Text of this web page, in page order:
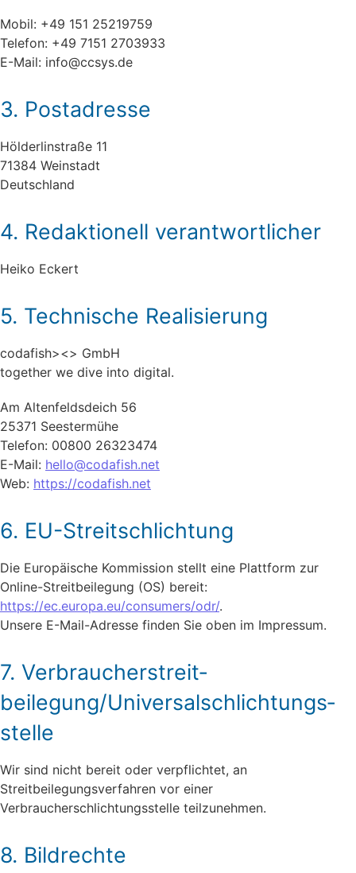
Mobil: +49 151 25219759
Telefon: +49 7151 2703933
E-Mail: info@ccsys.de
3. Postadresse
Hölderlinstraße 11
71384 Weinstadt
Deutschland
4. Redaktionell verantwortlicher
Heiko Eckert
5. Technische Realisierung
codafish><> GmbH
together we dive into digital.
Am Altenfeldsdeich 56
25371 Seestermühe
Telefon: 00800 26323474
E-Mail: hello@codafish.net
Web: https://codafish.net
6. EU-Streitschlichtung
Die Europäische Kommission stellt eine Plattform zur
Online-Streitbeilegung (OS) bereit:
https://ec.europa.eu/consumers/odr/.
Unsere E-Mail-Adresse finden Sie oben im Impressum.
7. Verbraucher­streit­
beilegung/Universal­schlichtungs­
stelle
Wir sind nicht bereit oder verpflichtet, an
Streitbeilegungsverfahren vor einer
Verbraucherschlichtungsstelle teilzunehmen.
8. Bildrechte